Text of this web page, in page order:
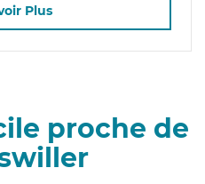
Plus
proche de